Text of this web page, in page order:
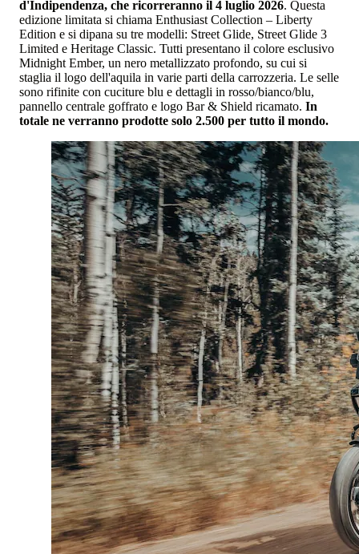
d'Indipendenza, che ricorreranno il 4 luglio 2026. Questa
edizione limitata si chiama Enthusiast Collection – Liberty
Edition e si dipana su tre modelli: Street Glide, Street Glide 3
Limited e Heritage Classic. Tutti presentano il colore esclusivo
Midnight Ember, un nero metallizzato profondo, su cui si
staglia il logo dell'aquila in varie parti della carrozzeria. Le selle
sono rifinite con cuciture blu e dettagli in rosso/bianco/blu,
pannello centrale goffrato e logo Bar & Shield ricamato. In
totale ne verranno prodotte solo 2.500 per tutto il mondo.